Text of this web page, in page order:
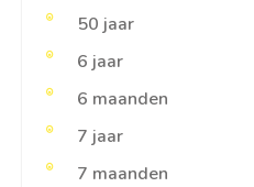
50 jaar
6 jaar
6 maanden
7 jaar
7 maanden